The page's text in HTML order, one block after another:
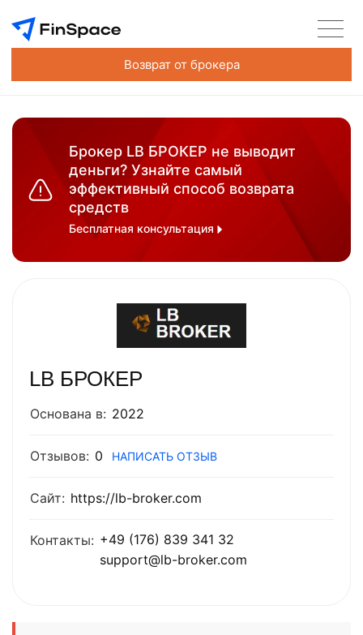
Возврат от брокера
Брокер LB БРОКЕР не выводит
деньги? Узнайте самый
эффективный способ возврата
средств
Бесплатная консультация
LB БРОКЕР
Основана в: 2022
Отзывов: 0 НАПИСАТЬ ОТЗЫВ
Сайт: https://lb-broker.com
Контакты: +49 (176) 839 341 32
support@lb-broker.com